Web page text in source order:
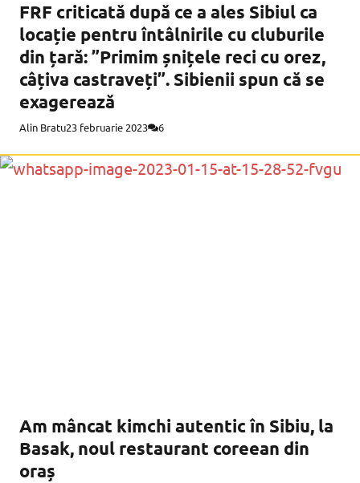
FRF criticată după ce a ales Sibiul ca
locație pentru întâlnirile cu cluburile
din țară: ”Primim șnițele reci cu orez,
câțiva castraveți”. Sibienii spun că se
exagerează
Alin Bratu23 februarie 2023 6
Am mâncat kimchi autentic în Sibiu, la
Basak, noul restaurant coreean din
oraș